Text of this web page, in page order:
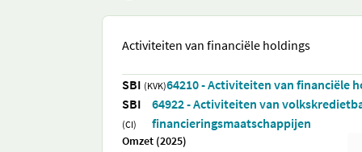
Activiteiten van financiële holdings
SBI (KVK)64210 - Activiteiten van financiële
SBI
(CI)
64922 - Activiteiten van
financieringsmaatschappijen
Omzet (2025)